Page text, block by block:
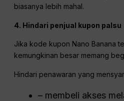
biasanya lebih mahal.
4. Hindari penjual kupon palsu
Jika kode kupon Nano Banana
kemungkinan besar memang
Hindari penawaran yang
– membeli akses